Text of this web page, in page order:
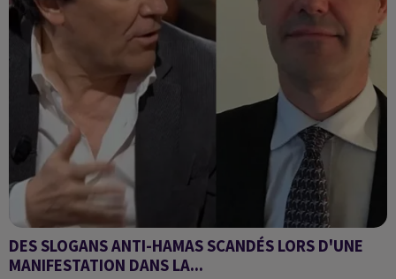
DES SLOGANS ANTI-HAMAS SCANDÉS LORS D'UNE
MANIFESTATION DANS LA...